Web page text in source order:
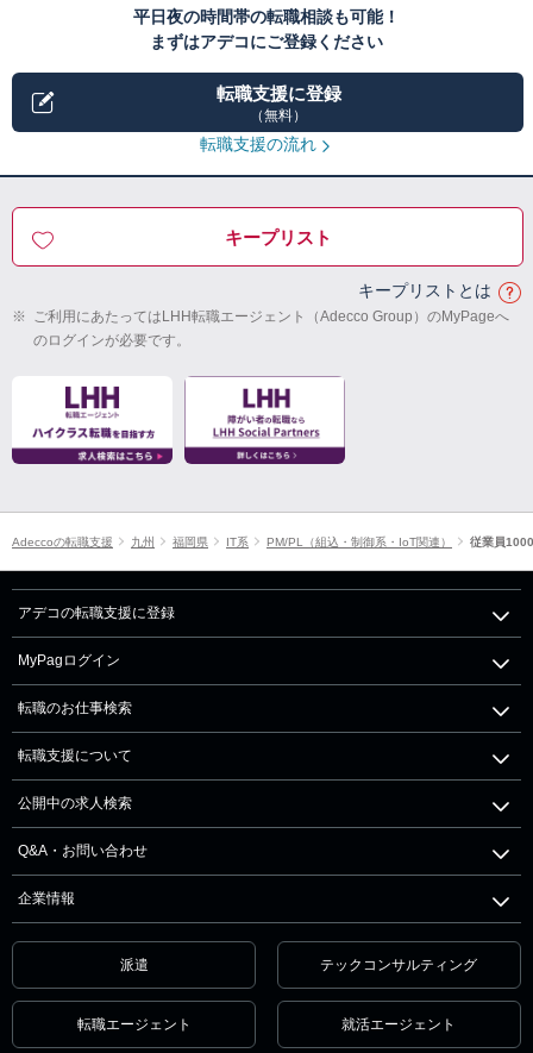
平日夜の時間帯の転職相談も可能！
まずはアデコにご登録ください
転職支援に登録
（無料）
転職支援の流れ
キープリスト
キープリストとは
※ ご利用にあたってはLHH転職エージェント（Adecco Group）のMyPageへ
のログインが必要です。
Adeccoの転職支援 九州 福岡県 IT系 PM/PL（組込・制御系・IoT関連） 従業員
アデコの転職支援に登録
MyPagログイン
転職のお仕事検索
転職支援について
公開中の求人検索
Q&A・お問い合わせ
企業情報
派遣 テックコンサルティング
転職エージェント 就活エージェント